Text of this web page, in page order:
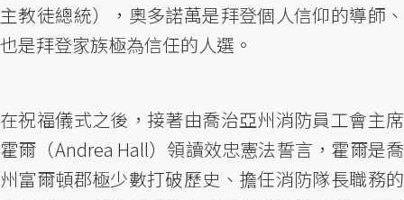
主教徒總統），奧多諾萬是拜登個人信仰的導師、
也是拜登家族極為信任的人選。
在祝福儀式之後，接著由喬治亞州消防員工會主席
霍爾（Andrea Hall）領讀效忠憲法誓言，霍爾是喬
州富爾頓郡極少數打破歷史、擔任消防隊長職務的